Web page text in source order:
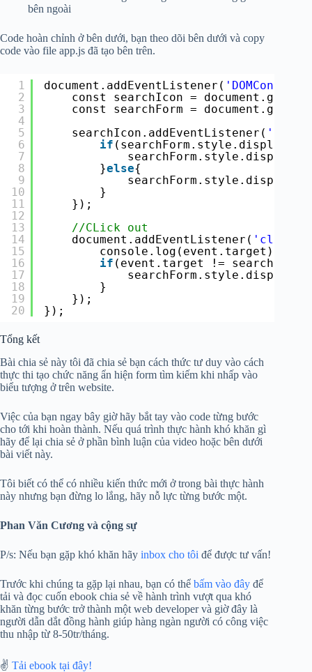
bên ngoài
Code hoàn chỉnh ở bên dưới, bạn theo dõi bên dưới và copy
code vào file app.js đã tạo bên trên.
1
2
3
4
5
6
7
8
9
10
11
12
13
14
15
16
17
18
19
20
document.addEventListener(
const searchIcon =
const searchForm =
searchIcon.addEventListener(
if (searchForm.style.display
searchForm.style.display
}else{
searchForm.style.display
}
});
//CLick out
document.addEventListener( 'click'
console.log(event.target);
if (event.target != searchIcon
searchForm.style.display
}
});
});
Tổng kết
Bài chia sẻ này tôi đã chia sẻ bạn cách thức tư duy vào cách
thực thi tạo chức năng ẩn hiện form tìm kiếm khi nhấp vào
biểu tượng ở trên website.
Việc của bạn ngay bây giờ hãy bắt tay vào code từng bước
cho tới khi hoàn thành. Nếu quá trình thực hành khó khăn gì
hãy để lại chia sẻ ở phần bình luận của video hoặc bên dưới
bài viết này.
Tôi biết có thể có nhiều kiến thức mới ở trong bài thực hành
này nhưng bạn đừng lo lắng, hãy nỗ lực từng bước một.
Phan Văn Cương và cộng sự
P/s: Nếu bạn gặp khó khăn hãy inbox cho tôi để được tư vấn!
Trước khi chúng ta gặp lại nhau, bạn có thể bấm vào đây để
tải và đọc cuốn ebook chia sẻ về hành trình vượt qua khó
khăn từng bước trở thành một web developer và giờ đây là
người dẫn dắt đồng hành giúp hàng ngàn người có công việc
thu nhập từ 8-50tr/tháng.
✌️ Tải ebook tại đây!